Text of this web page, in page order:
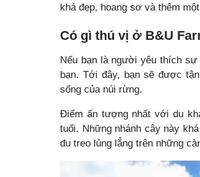
khá đẹp, hoang sơ và thêm
Có gì thú vị ở B&U
Nếu bạn là người yêu thích
bạn. Tới đây, bạn sẽ được
sống của núi rừng.
Điểm ấn tượng nhất với du
tuổi. Những nhánh cây này
đu treo lủng lẳng trên những